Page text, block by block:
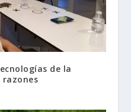
de la